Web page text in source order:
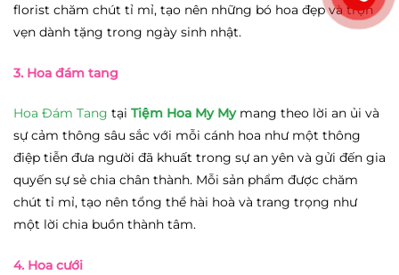
florist chăm chút tỉ mỉ, tạo nên những bó hoa đẹp và trọn
vẹn dành tặng trong ngày sinh nhật.
3. Hoa đám tang
Hoa Đám Tang tại Tiệm Hoa My Mymang theo lời an ủi và
sự cảm thông sâu sắc với mỗi cánh hoa như một thông
điệp tiễn đưa người đã khuất trong sự an yên và gửi đến gia
quyến sự sẻ chia chân thành. Mỗi sản phẩm được chăm
chút tỉ mỉ, tạo nên tổng thể hài hoà và trang trọng như
một lời chia buồn thành tâm.
4. Hoa cưới